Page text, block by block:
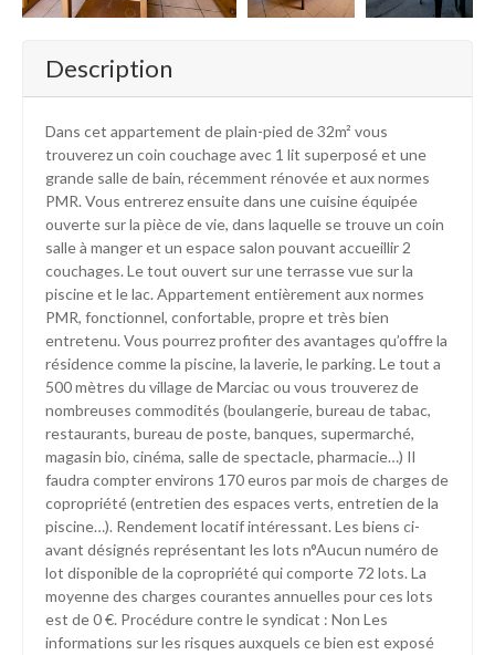
Description
Dans cet appartement de plain-pied de 32m² vous
trouverez un coin couchage avec 1 lit superposé et une
grande salle de bain, récemment rénovée et aux normes
PMR. Vous entrerez ensuite dans une cuisine équipée
ouverte sur la pièce de vie, dans laquelle se trouve un coin
salle à manger et un espace salon pouvant accueillir 2
couchages. Le tout ouvert sur une terrasse vue sur la
piscine et le lac. Appartement entièrement aux normes
PMR, fonctionnel, confortable, propre et très bien
entretenu. Vous pourrez profiter des avantages qu’offre la
résidence comme la piscine, la laverie, le parking. Le tout a
500 mètres du village de Marciac ou vous trouverez de
nombreuses commodités (boulangerie, bureau de tabac,
restaurants, bureau de poste, banques, supermarché,
magasin bio, cinéma, salle de spectacle, pharmacie…) Il
faudra compter environs 170 euros par mois de charges de
copropriété (entretien des espaces verts, entretien de la
piscine…). Rendement locatif intéressant. Les biens ci-
avant désignés représentant les lots n°Aucun numéro de
lot disponible de la copropriété qui comporte 72 lots. La
moyenne des charges courantes annuelles pour ces lots
est de 0 €. Procédure contre le syndicat : Non Les
informations sur les risques auxquels ce bien est exposé